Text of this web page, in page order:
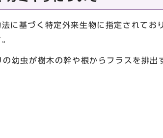
に基づく特定外来生物に指定されてお
幼虫が樹木の幹や根からフラスを排出